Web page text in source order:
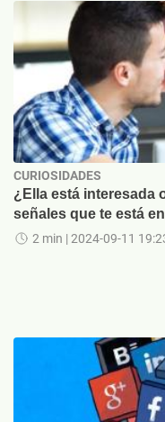
CURIOSIDADES
¿Ella está interesada
señales que te está
2 min | 2024-09-11